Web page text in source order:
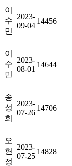
이
수
민
2023-
09-04
14456
이
수
민
2023-
08-01
14644
송
성
희
2023-
07-26
14706
오
현
정
2023-
07-25
14828